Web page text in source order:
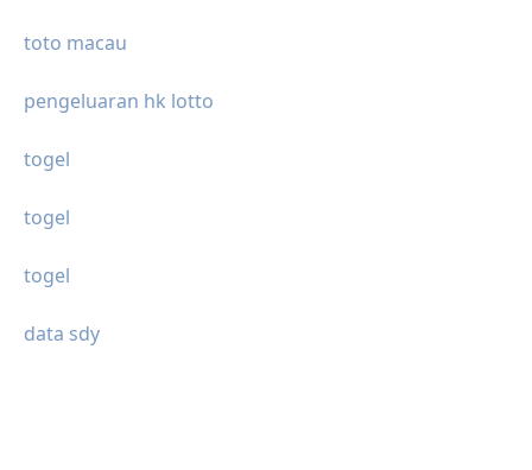
toto macau
pengeluaran hk lotto
togel
togel
togel
data sdy